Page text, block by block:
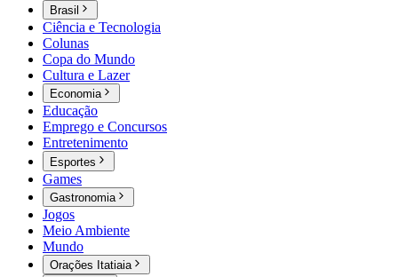
Brasil
Ciência e Tecnologia
Colunas
Copa do Mundo
Cultura e Lazer
Economia
Educação
Emprego e Concursos
Entretenimento
Esportes
Games
Gastronomia
Jogos
Meio Ambiente
Mundo
Orações Itatiaia